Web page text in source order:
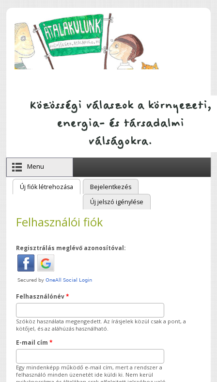
Menu
Elsődleges fülek
Új fiók létrehozása (aktív fül)Bejelentkezés
Új jelszó igénylése
Felhasználói fiók
Regisztrálás meglévő azonosítóval:
Felhasználónév*
Szóköz használata megengedett. Az írásjelek közül csak a pont, a
kötőjel, és az aláhúzás használható.
E-mail cím*
Egy mindenképp működő e-mail cím, mert a rendszer a
felhasználó minden üzenetét ide küldi ki. Nem kerül